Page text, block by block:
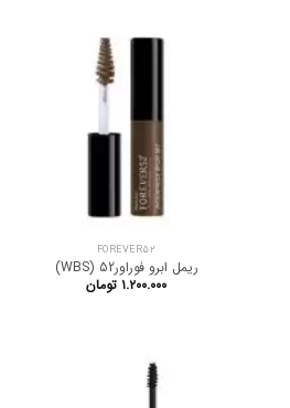
FOREVER52
ریمل ابرو فوراور52 (WBS)
۱.۲۰۰.۰۰۰ تومان